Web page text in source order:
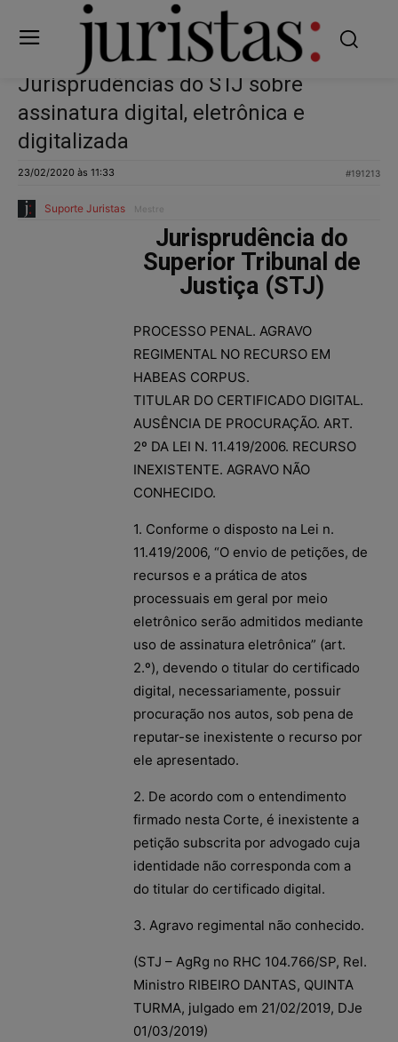
Jurisprudências do STJ sobre
assinatura digital, eletrônica e
digitalizada
23/02/2020 às 11:33 #191213
Suporte Juristas Mestre
Jurisprudência do
Superior Tribunal de
Justiça (STJ)
PROCESSO PENAL. AGRAVO
REGIMENTAL NO RECURSO EM
HABEAS CORPUS.
TITULAR DO CERTIFICADO DIGITAL.
AUSÊNCIA DE PROCURAÇÃO. ART.
2º DA LEI N. 11.419/2006. RECURSO
INEXISTENTE. AGRAVO NÃO
CONHECIDO.
1. Conforme o disposto na Lei n.
11.419/2006, “O envio de petições, de
recursos e a prática de atos
processuais em geral por meio
eletrônico serão admitidos mediante
uso de assinatura eletrônica” (art.
2.º), devendo o titular do certificado
digital, necessariamente, possuir
procuração nos autos, sob pena de
reputar-se inexistente o recurso por
ele apresentado.
2. De acordo com o entendimento
firmado nesta Corte, é inexistente a
petição subscrita por advogado cuja
identidade não corresponda com a
do titular do certificado digital.
3. Agravo regimental não conhecido.
(STJ – AgRg no RHC 104.766/SP, Rel.
Ministro RIBEIRO DANTAS, QUINTA
TURMA, julgado em 21/02/2019, DJe
01/03/2019)